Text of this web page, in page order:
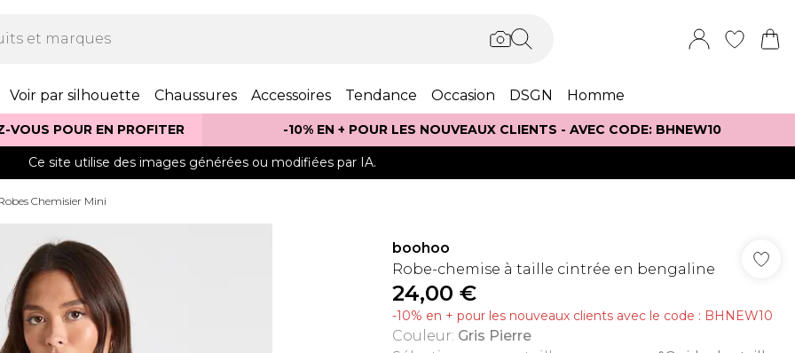
Voir par silhouette Chaussures Accessoires Tendance Occasion DSGN Homme
VOUS POUR EN PROFITER -10% EN + POUR LES NOUVEAUX CLIENTS - AVEC CODE: BHNEW10
Ce site utilise des images générées ou modifiées par IA.
Chemisier Mini
boohoo
Robe-chemise à taille cintrée en bengaline
24,00 €
-10% en + pour les nouveaux clients avec le code : BHNEW10
Couleur: Gris Pierre